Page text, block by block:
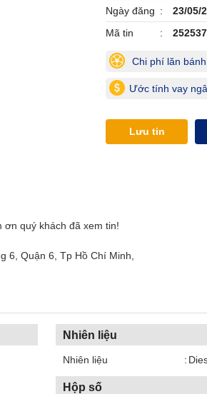
Ngày đăng
23/05/
Mã tin
Chi phí lăn
Ước tính vay
Lưu tin
quý khách đã xem tin!
6, Quận 6, Tp Hồ Chí Minh,
Nhiên liệu
Nhiên liệu
Hộp số